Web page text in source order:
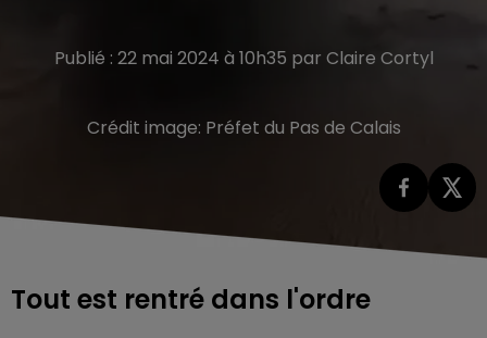
Publié : 22 mai 2024 à 10h35 par Claire Cortyl
Crédit image: Préfet du Pas de Calais
Tout est rentré dans l'ordre